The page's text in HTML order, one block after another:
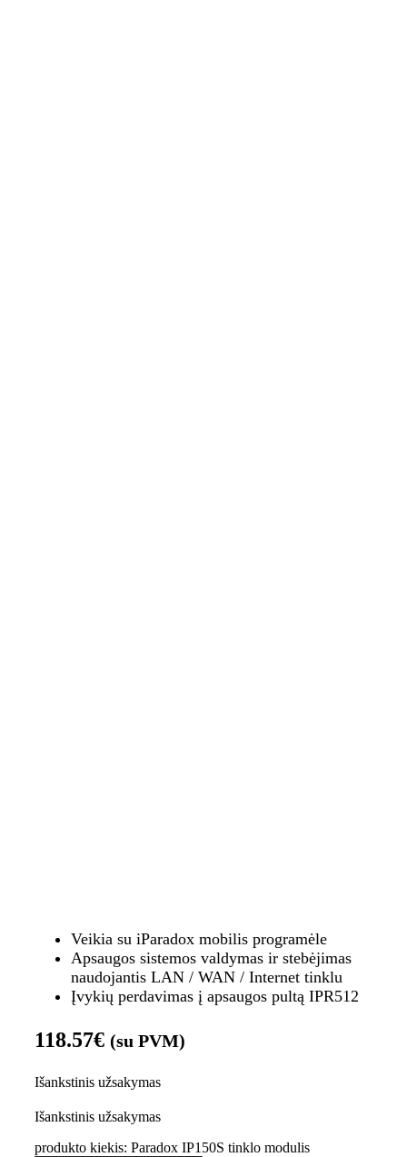
Veikia su iParadox mobilis programėle
Apsaugos sistemos valdymas ir stebėjimas
naudojantis LAN / WAN / Internet tinklu
Įvykių perdavimas į apsaugos pultą IPR512
118.57€ (su PVM)
Išankstinis užsakymas
Išankstinis užsakymas
produkto kiekis: Paradox IP150S tinklo modulis